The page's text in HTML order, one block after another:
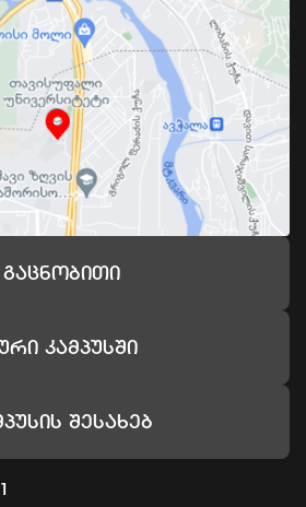
Გაცნობითი
Კამპუსში
Შესახებ